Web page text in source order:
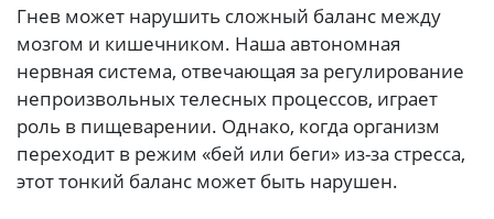
Гнев может нарушить сложный баланс между
мозгом и кишечником. Наша автономная
нервная система, отвечающая за регулирование
непроизвольных телесных процессов, играет
роль в пищеварении. Однако, когда организм
переходит в режим «бей или беги» из-за стресса,
этот тонкий баланс может быть нарушен.